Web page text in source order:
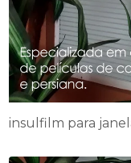
insulfilm para